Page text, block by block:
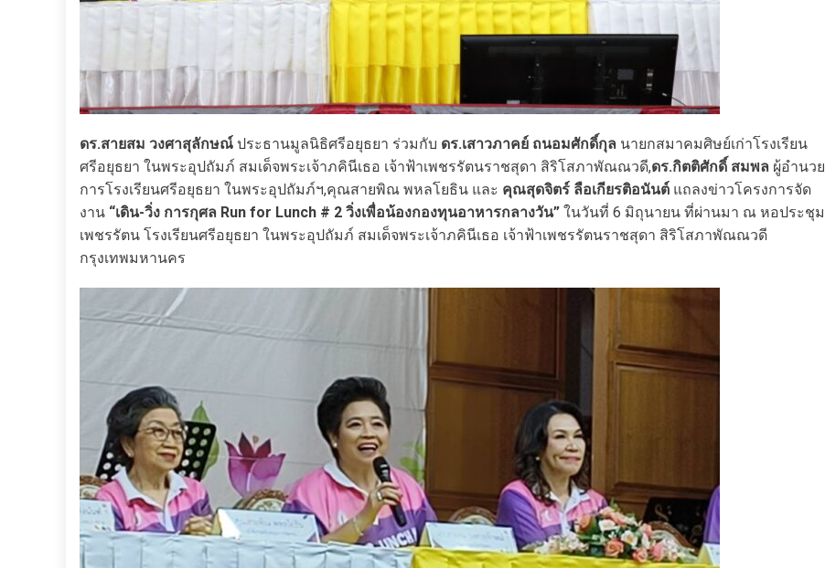
ดร.สายสม วงศาสุลักษณ์ ประธานมูลนิธิศรีอยุธยา ร่วมกับ ดร.เสาวภาคย์ ถนอมศักดิ์กุล นายกสมาคมศิษย์เก่าโรงเรียน
ศรีอยุธยา ในพระอุปถัมภ์ สมเด็จพระเจ้าภคินีเธอ เจ้าฟ้าเพชรรัตนราชสุดา สิริโสภาพัณณวดี,ดร.กิตติศักดิ์ สมพล ผู้อำนวย
การโรงเรียนศรีอยุธยา ในพระอุปถัมภ์ฯ,คุณสายพิณ พหลโยธิน และ คุณสุดจิตร์ ลือเกียรติอนันต์ แถลงข่าวโครงการจัด
งาน “เดิน-วิ่ง การกุศล Run for Lunch # 2 วิ่งเพื่อน้องกองทุนอาหารกลางวัน” ในวันที่ 6 มิถุนายน ที่ผ่านมา ณ หอประชุม
เพชรรัตน โรงเรียนศรีอยุธยา ในพระอุปถัมภ์ สมเด็จพระเจ้าภคินีเธอ เจ้าฟ้าเพชรรัตนราชสุดา สิริโสภาพัณณวดี
กรุงเทพมหานคร